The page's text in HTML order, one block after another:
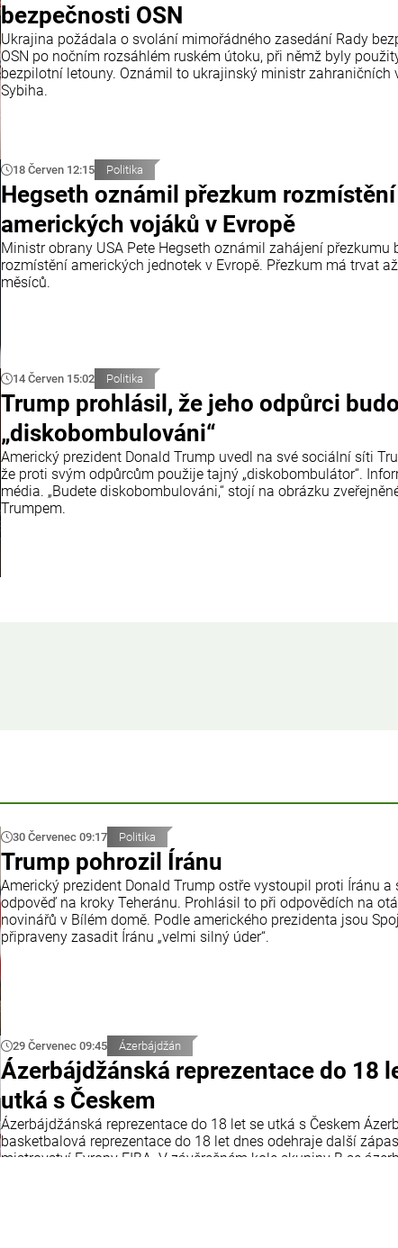
bezpečnosti OSN
Ukrajina požádala o svolání mimořádného zasedání Rady
OSN po nočním rozsáhlém ruském útoku, při němž byly
bezpilotní letouny. Oznámil to ukrajinský ministr zahraničních
Sybiha.
18 Červen 12:15 Politika
Hegseth oznámil přezkum rozmístění
amerických vojáků v Evropě
Ministr obrany USA Pete Hegseth oznámil zahájení přezkumu
rozmístění amerických jednotek v Evropě. Přezkum má trvat
měsíců.
14 Červen 15:02 Politika
Trump prohlásil, že jeho odpůrci
„diskobombulováni“
Americký prezident Donald Trump uvedl na své sociální síti
že proti svým odpůrcům použije tajný „diskobombulátor“.
média. „Budete diskobombulováni,“ stojí na obrázku
Trumpem.
30 Červenec 09:17 Politika
Trump pohrozil Íránu
Americký prezident Donald Trump ostře vystoupil proti Íránu a
odpověď na kroky Teheránu. Prohlásil to při odpovědích na
novinářů v Bílém domě. Podle amerického prezidenta jsou
připraveny zasadit Íránu „velmi silný úder“.
29 Červenec 09:45 Ázerbájdžán
Ázerbájdžánská reprezentace do 18
utká s Českem
Ázerbájdžánská reprezentace do 18 let se utká s Českem
basketbalová reprezentace do 18 let dnes odehraje další
mistrovství Evropy FIBA. V závěrečném kole skupiny B se